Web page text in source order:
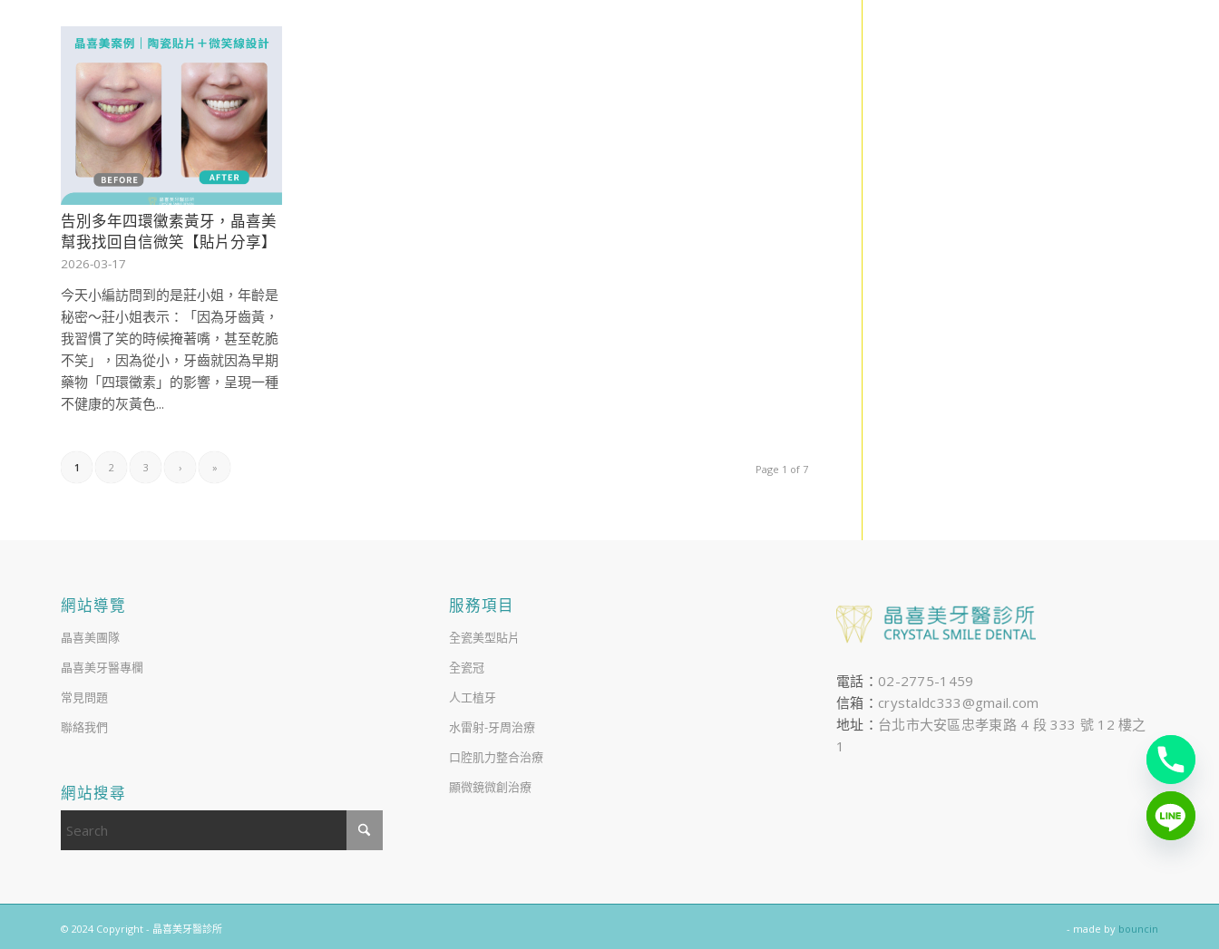
告別多年四環黴素黃牙，晶喜美
幫我找回自信微笑【貼片分享】
2026-03-17
今天小編訪問到的是莊小姐，年齡是
秘密～莊小姐表示：「因為牙齒黃，
我習慣了笑的時候掩著嘴，甚至乾脆
不笑」，因為從小，牙齒就因為早期
藥物「四環黴素」的影響，呈現一種
不健康的灰黃色...
Page 1 of 7
1 2 3 › »
網站導覽
晶喜美團隊
晶喜美牙醫專欄
常見問題
聯絡我們
網站搜尋
服務項目
全瓷美型貼片
全瓷冠
人工植牙
水雷射-牙周治療
口腔肌力整合治療
顯微鏡微創治療
電話： 02-2775-1459
信箱： crystaldc333@gmail.com
地址： 台北市大安區忠孝東路 4 段 333 號 12 樓之
1
© 2024 Copyright - 晶喜美牙醫診所 - made by bouncin